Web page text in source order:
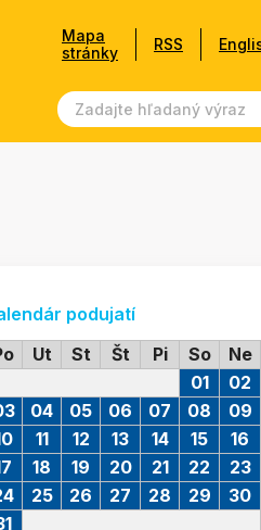
Mapa
stránky
RSS
podujatí
Ut St Št Pi So Ne
01
02
04 05 06 07 08
09
11 12 13 14 15
16
18 19 20 21 22
23
25 26 27 28 29
30